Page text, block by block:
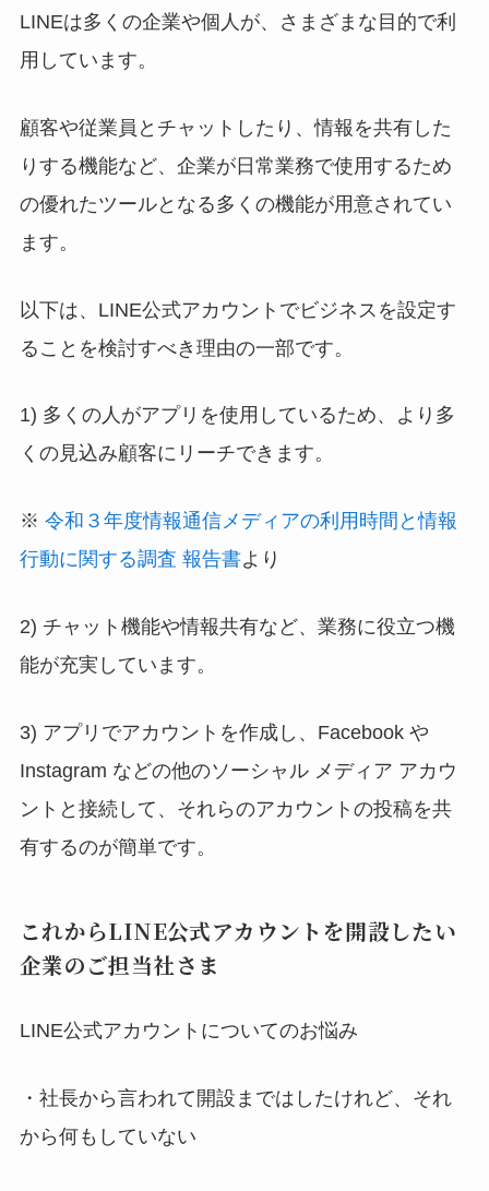
LINEは多くの企業や個人が、さまざまな目的で利
用しています。
顧客や従業員とチャットしたり、情報を共有した
りする機能など、企業が日常業務で使用するため
の優れたツールとなる多くの機能が用意されてい
ます。
以下は、LINE公式アカウントでビジネスを設定す
ることを検討すべき理由の一部です。
1) 多くの人がアプリを使用しているため、より多
くの見込み顧客にリーチできます。
※ 令和３年度情報通信メディアの利用時間と情報
行動に関する調査 報告書より
2) チャット機能や情報共有など、業務に役立つ機
能が充実しています。
3) アプリでアカウントを作成し、Facebook や
Instagram などの他のソーシャル メディア アカウ
ントと接続して、それらのアカウントの投稿を共
有するのが簡単です。
これからLINE公式アカウントを開設したい
企業のご担当社さま
LINE公式アカウントについてのお悩み
・社長から言われて開設まではしたけれど、それ
から何もしていない